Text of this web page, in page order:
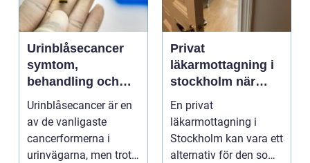
Urinblåsecancer
symtom,
behandling och
livet efter
diagnosen
Urinblåsecancer är en
av de vanligaste
cancerformerna i
urinvägarna, men trots
Privat
läkarmottagning i
stockholm när
personlig vård och
specialistkunskap
är viktig
En privat
läkarmottagning i
Stockholm kan vara ett
alternativ för den som